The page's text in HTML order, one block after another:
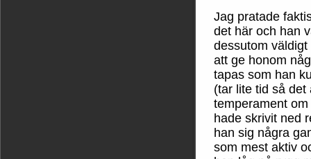
Jag pratade
det här och han
dessutom
att ge honom
tapas som han
(tar lite tid så
temperament
hade skrivit ned
han sig några
som mest aktiv